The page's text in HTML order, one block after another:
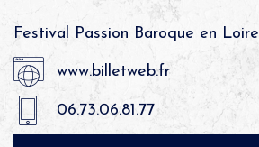
Festival Passion Baroque en Loire
www.billetweb.fr
06.73.06.81.77